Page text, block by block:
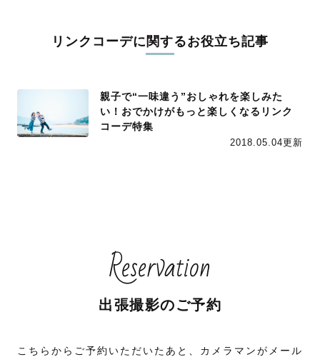
リンクコーデに関するお役立ち記事
親子で“一味違う”おしゃれを楽しみた
い！おでかけがもっと楽しくなるリンク
コーデ特集
2018.05.04更新
Reservation
出張撮影のご予約
こちらからご予約いただいたあと、カメラマンがメール